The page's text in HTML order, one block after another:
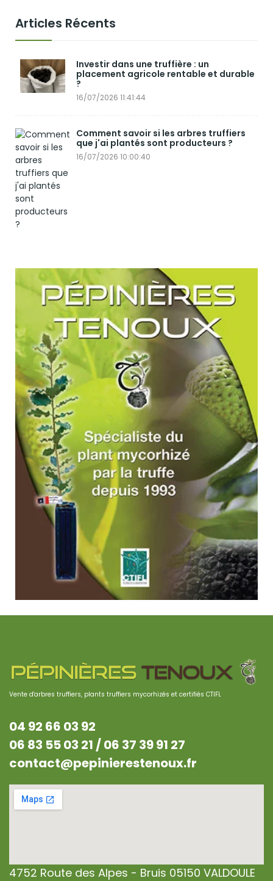
Articles Récents
Investir dans une truffière : un
placement agricole rentable et durable
?
16/07/2026 11:41:44
Comment savoir si les arbres truffiers
que j'ai plantés sont producteurs ?
16/07/2026 10:00:40
Vente d'arbres truffiers, plants truffiers mycorhizés et certifiés CTIFL
04 92 66 03 92
06 83 55 03 21 /06 37 39 91 27
contact@pepinierestenoux.fr
4752 Route des Alpes - Bruis 05150 VALDOULE